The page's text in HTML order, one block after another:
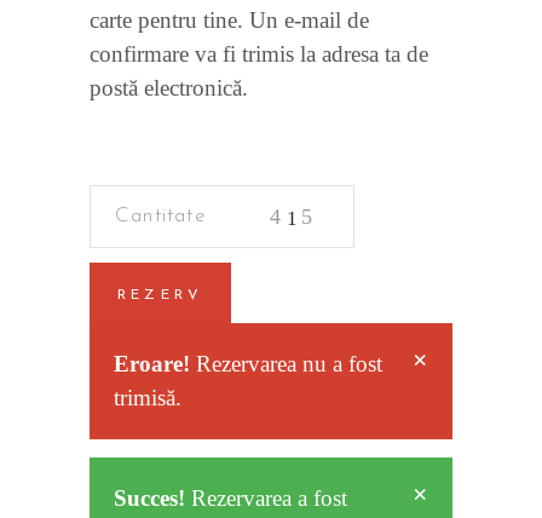
carte pentru tine. Un e-mail de
confirmare va fi trimis la adresa ta de
postă electronică.
REZERV
×
Eroare! Rezervarea nu a fost
trimisă.
×
Succes! Rezervarea a fost